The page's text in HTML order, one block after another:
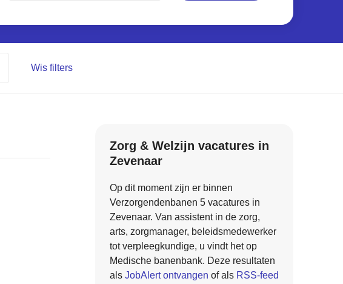
Wis filters
Zorg & Welzijn vacatures in
Zevenaar
Op dit moment zijn er binnen
Verzorgendenbanen 5 vacatures in
Zevenaar. Van assistent in de zorg,
arts, zorgmanager, beleidsmedewerker
tot verpleegkundige, u vindt het op
Medische banenbank. Deze resultaten
als JobAlert ontvangen of als RSS-feed